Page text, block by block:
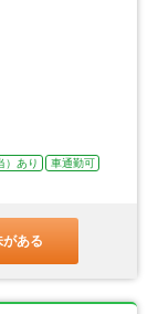
）あり
車通勤可
ある